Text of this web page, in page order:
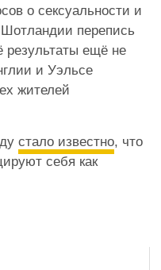
о сексуальности и
Шотландии перепись
результаты ещё не
и Уэльсе
жителей
стало известно, что
себя как